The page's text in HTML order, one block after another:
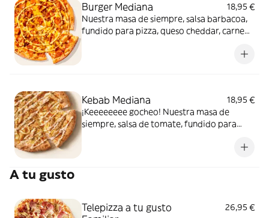
Burger Mediana
18,95 €
Nuestra masa de siempre, salsa barbacoa,
fundido para pizza, queso cheddar, carne
Kebab Mediana
18,95 €
¡Keeeeeeee gocheo! Nuestra masa de
siempre, salsa de tomate, fundido para
A tu gusto
Telepizza a tu gusto
26,95 €